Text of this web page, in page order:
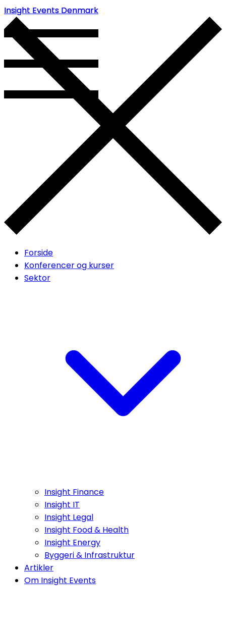
Insight Events Denmark
Insight Events Denmark
Forside
Konferencer og kurser
Sektor
Insight Finance
Insight IT
Insight Legal
Insight Food & Health
Insight Energy
Byggeri & Infrastruktur
Artikler
Om Insight Events